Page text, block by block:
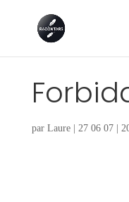
par Laure| 27 06 07|